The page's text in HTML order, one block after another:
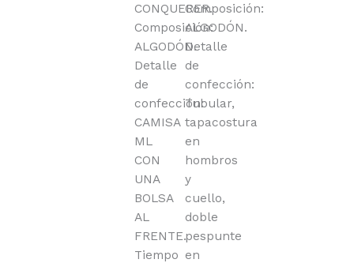
CONQUERER.
Composición:
ALGODÓN.
Detalle
de
confección:
CAMISA
ML
CON
UNA
BOLSA
AL
FRENTE.
Tiempo
Composición:
ALGODÓN.
Detalle
de
confección:
Tubular,
tapacostura
en
hombros
y
cuello,
doble
pespunte
en